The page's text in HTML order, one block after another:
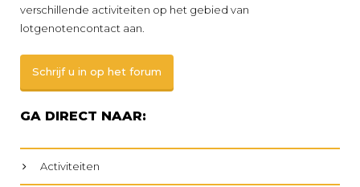
verschillende activiteiten op het gebied van
lotgenotencontact aan.
Schrijf u in op het forum
GA DIRECT NAAR:
Activiteiten